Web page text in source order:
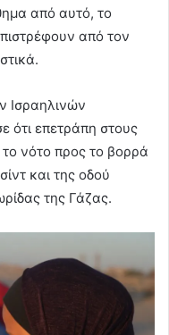
από αυτό, το
από τον
Ισραηλινών
ότι επετράπη στους
νότο προς το βορρά
και της οδού
της Γάζας.